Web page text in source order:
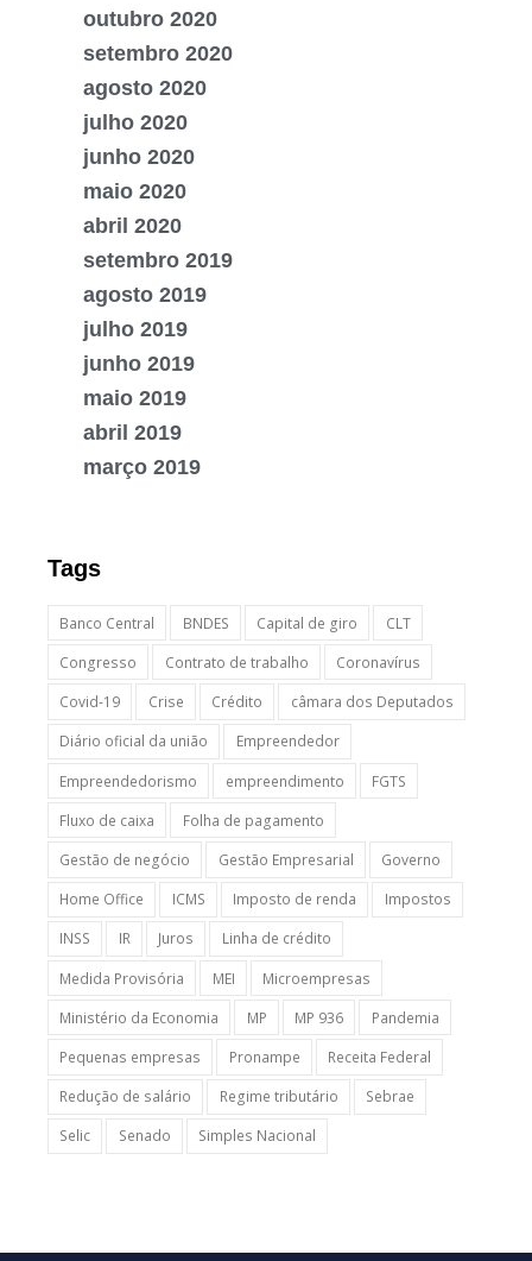
outubro 2020
setembro 2020
agosto 2020
julho 2020
junho 2020
maio 2020
abril 2020
setembro 2019
agosto 2019
julho 2019
junho 2019
maio 2019
abril 2019
março 2019
Tags
Banco Central BNDES Capital de giro
CLT
Congresso
Contrato de trabalho
Coronavírus
Covid-19
Crise Crédito
câmara dos Deputados
Diário oficial da união
Empreendedor
Empreendedorismo
empreendimento
FGTS
Fluxo de caixa
Folha de pagamento
Gestão de negócio
Gestão Empresarial
Governo
Home Office
ICMS Imposto de renda
Impostos
INSS
IR Juros
Linha de crédito
Medida Provisória
MEI
Microempresas
Ministério da Economia
MP MP 936
Pandemia
Pequenas empresas
Pronampe
Receita Federal
Redução de salário
Regime tributário
Sebrae
Selic
Senado Simples Nacional